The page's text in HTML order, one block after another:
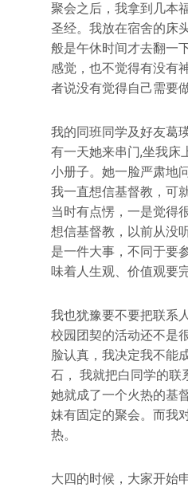
聚会之后，我拿到几本
圣经。我放在宿舍的床
般是午休时间才去翻一
感觉，也不觉得有没有
者说没有觉得自己需要
我的同班同学及好友葛
有一天她来串门,坐我床
小册子。她一脸严肃地
我一直想信基督教，可
当时有点愣，一是觉得
想信基督教，以前从没
是一件大事，不同于要
味着人生观、价值观要
我也犹豫要不要把联系
校园团契的活动还不是
脸认真，我决定我不能
石， 我就把白同学的联
她就成了一个火热的基
妹有固定的聚会。而我
热。
大四的时候，大家开始